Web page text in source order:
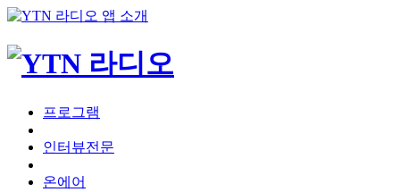
프로그램
인터뷰전문
온에어